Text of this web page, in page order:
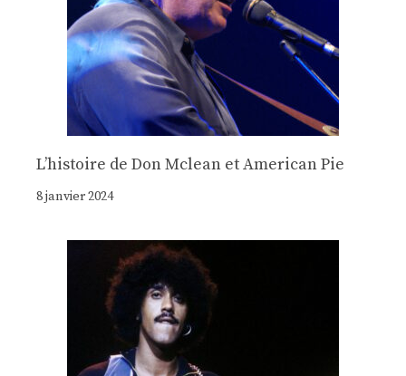
Lʼhistoire de Don Mclean et American Pie
8 janvier 2024